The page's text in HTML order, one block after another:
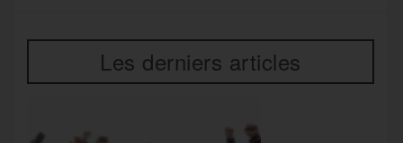
Les derniers articles